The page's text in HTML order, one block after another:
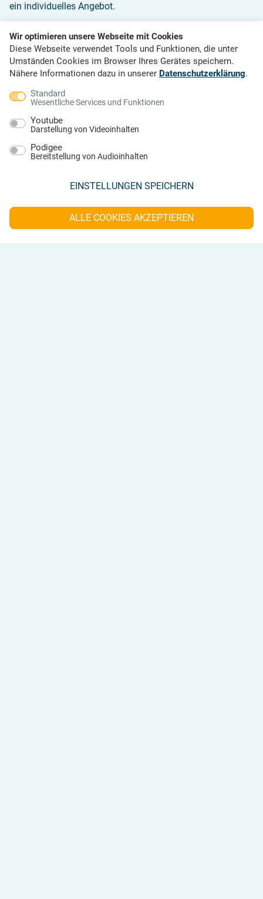
ein individuelles Angebot.
So geht’s:
1. Laden Sie sich die Anmeldung (pdf unten auf der Seite)
entsprechend des Kooperationspartners herunter: Füllen
Sie diese
bis zum 31.01.2026
vergessen und senden sie an uns zurück (per Mail, Fax
oder Post).*
2. Anschließend erhalten Sie von unserem Dienstleister
eine schriftliche Bestätigung zu Ihrem Auftrag. Der
3. Ca. eine Woche vorher erhalten Sie den genauen
Wir optimieren unsere Webseite mit Cookies
Diese Webseite verwendet Tools und Funktionen, die unter
Umständen Cookies im Browser Ihres Gerätes speichern.
Nähere Informationen dazu in unserer Datenschutzerklärung.
Standard
Wesentliche Services und Funktionen
Youtube
Darstellung von Videoinhalten
Podigee
Bereitstellung von Audioinhalten
ALLE COOKIES AKZEPTIEREN
EINSTELLUNGEN SPEICHERN